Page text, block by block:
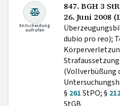
Entscheidung
aufrufen
847. BGH 3
26. Juni 2008
dubio pro reo);
(Vollverbüßung
§ 261StPO; §